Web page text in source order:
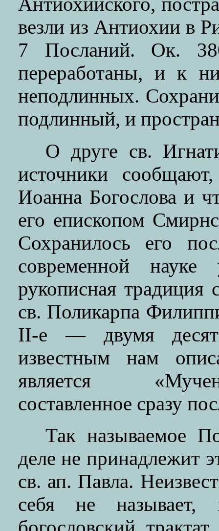
везли из Антиохии в
7 Посланий. Ок.
переработаны, и к
неподлинных.
подлинный, и
О друге св.
источники
Иоанна Богослова и
его епископом
Сохранилось его
современной науке
рукописная традиция
св. Поликарпа
II-е — двумя
известным нам
является
составленное сразу
Так называемое
деле не принадлежит
св. ап. Павла.
себя не называет,